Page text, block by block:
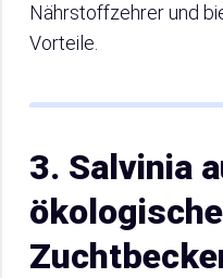
Nährstoffzehrer und
Vorteile.
3. Salvinia